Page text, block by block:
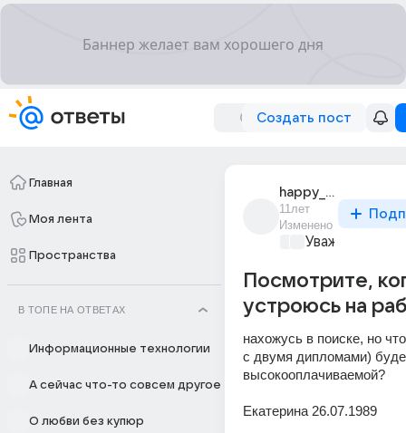
Создать пост
Главная
Моя лента
Пространства
В ТОПЕ НА ОТВЕТАХ
Информационные технологии
А сейчас что-то совсем другое
О любви без купюр
happy_352
11лет
Изменено
Уважаемый
Посмотрите,
устроюсь на
нахожусь в поиске, но
с двумя дипломами)
высокооплачиваемой?
Екатерина 26.07.1989